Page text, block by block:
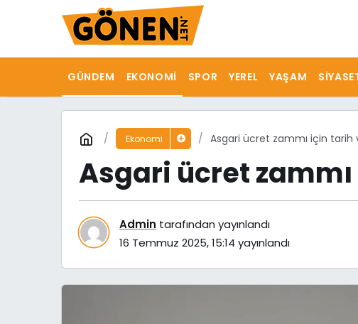
GÜNDEM EKONOMI SPOR YEREL YAŞAM
Ekonomi Asgari ücret zammı için tarih
Asgari ücret
Admin tarafından yayınlandı
16 Temmuz 2025, 15:14 yayınlandı